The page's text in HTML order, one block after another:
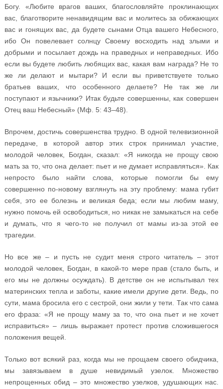
Богу. «Любите врагов ваших, благословляйте проклинающих
вас, благотворите ненавидящим вас и молитесь за обижающих
вас и гонящих вас, да будете сынами Отца вашего Небесного,
ибо Он повелевает солнцу Своему восходить над злыми и
добрыми и посылает дождь на праведных и неправедных. Ибо
если вы будете любить любящих вас, какая вам награда? Не то
же ли делают и мытари? И если вы приветствуете только
братьев ваших, что особенного делаете? Не так же ли
поступают и язычники? Итак будьте совершенны, как совершен
Отец ваш Небесный» (Мф. 5: 43–48).
Впрочем, достичь совершенства трудно. В одной телевизионной
передаче, в которой автор этих строк принимал участие,
молодой человек, Богдан, сказал: «Я никогда не прощу свою
мать за то, что она делает: пьет и не думает исправляться». Как
непросто было найти слова, которые помогли бы ему
совершенно по-новому взглянуть на эту проблему: мама губит
себя, это ее болезнь и великая беда; если мы любим маму,
нужно помочь ей освободиться, но никак не замыкаться на себе
и думать, что я чего-то не получил от мамы из-за этой ее
трагедии.
Но все же – и пусть не судит меня строго читатель – этот
молодой человек, Богдан, в какой-то мере прав (стало быть, и
его мы не должны осуждать). В детстве он не испытывал тех
материнских тепла и заботы, какие имели другие дети. Ведь, по
сути, мама бросила его с сестрой, они жили у тети. Так что сама
его фраза: «Я не прощу маму за то, что она пьет и не хочет
исправиться» – лишь выражает протест против сложившегося
положения вещей.
Только вот всякий раз, когда мы не прощаем своего обидчика,
мы завязываем в душе невидимый узелок. Множество
непрощенных обид – это множество узелков, удушающих нас.